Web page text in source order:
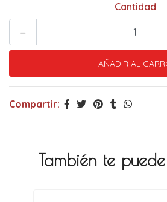
Cantidad
-
Compartir:
También te